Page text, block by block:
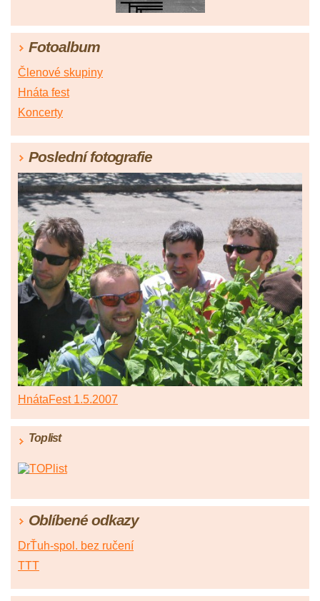
Fotoalbum
Členové skupiny
Hnáta fest
Koncerty
Poslední fotografie
HnátaFest 1.5.2007
Toplist
Oblíbené odkazy
DrŤuh-spol. bez ručení
TTT